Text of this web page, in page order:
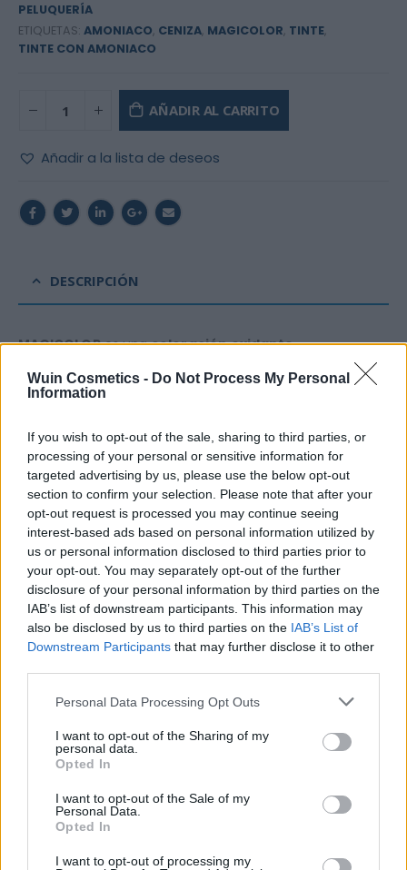
Wuin Cosmetics - Do Not Process My Personal
Information
If you wish to opt-out of the sale, sharing to third parties, or
processing of your personal or sensitive information for
targeted advertising by us, please use the below opt-out
section to confirm your selection. Please note that after your
opt-out request is processed you may continue seeing
interest-based ads based on personal information utilized by
us or personal information disclosed to third parties prior to
your opt-out. You may separately opt-out of the further
disclosure of your personal information by third parties on the
IAB’s list of downstream participants. This information may
also be disclosed by us to third parties on the IAB’s List of
Downstream Participants that may further disclose it to other
Please note that this website/app uses one or more Google
not limited to your visit or usage behaviour. You may click to
grant or deny consent to Google and its third-party tags to
use your data for below specified purposes in below Google
consent section.
Personal Data Processing Opt Outs
I want to opt-out of the Sharing of my
personal data.
Opted In
I want to opt-out of the Sale of my
Personal Data.
Opted In
I want to opt-out of processing my
PELUQUERÍA
ETIQUETAS: AMONIACO, CENIZA, MAGICOLOR, TINTE,
TINTE CON AMONIACO
AÑADIR AL CARRITO
Añadir a la lista de deseos
DESCRIPCIÓN
MAGICOLORes unacoloración oxidante
La composición de la crema colorante
está enriquecida con agentes
hidratantes, vitaminas,
última generación,para lograr un cabellosuave,
luminosoyfácildepeinar.
Máxima fidelidadde tonos, máxima durabilidad.
Acciónprotectora-tratanteque otorga una
destacadasuavidaden los cabellos.
CARACTERÍSTICAS:
Crema colorante de oxidación totalpara la
coloración de los cabellos
un mineral muy potente que
estructura la fibra capilar
Se puede mezclar con la
Crema Oxidantede
Formato100ml
+ INFORMACIÓN: